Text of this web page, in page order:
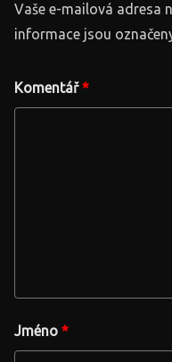
Vaše e-mailová adresa
informace jsou
Komentář*
Jméno *